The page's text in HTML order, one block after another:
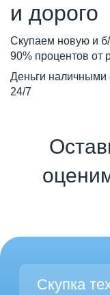
и дорого
Скупаем новую и
90% процентов от
Деньги наличными
24/7
Скупка